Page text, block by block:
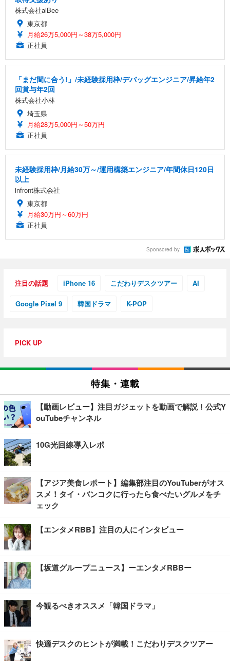
レスト 3Dヘッドレスト ハンガー付き 高反発クッシ
ョン PCチェア 通気性メッシュ ゲーミング/勉強/事
￥7,680
ANDWINT オフィスチェア デスクチェア 肘なし メ
ス圧無段階昇降 360度回転 キャスター付き コンパク
応 ComfortView ビジネス向け
￥15,800
【MiniLED/24.5inch/280Hz/FHD】GRAPHT THE S
グモニター QD 24.5インチ 1ms FHD 量子ドット 残
￥3,670
アイリスオーヤマ ペットシーツ 超厚型 お徳用 レギ
ュラー 200枚入【Amazon.co.jp限定】
株式会社alBee
東京都
月給26万5,000円～38万5,000円
正社員
「まだ間に合う!」/未経験採用枠/デバッグエンジニア/昇給年2
回賞与年2回
株式会社小林
埼玉県
月給28万5,000円～50万円
正社員
未経験採用枠/月給30万～/運用構築エンジニア/年間休日120日
以上
infront株式会社
東京都
月給30万円～60万円
正社員
Sponsored by
注目の話題 iPhone 16 こだわりデスクツアー AI
Google Pixel 9 韓国ドラマ K-POP
PICK UP
特集・連載
【動画レビュー】注目ガジェットを動画で解説！公式Y
ouTubeチャンネル
10G光回線導入レポ
【アジア美食レポート】編集部注目のYouTuberがオス
スメ！タイ・バンコクに行ったら食べたいグルメをチ
ェック
【エンタメRBB】注目の人にインタビュー
【坂道グループニュース】ーエンタメRBBー
今観るべきオススメ「韓国ドラマ」
快適デスクのヒントが満載！こだわりデスクツアー